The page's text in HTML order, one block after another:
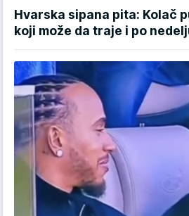
Hvarska sipana pita: Kolač
koji može da traje i po